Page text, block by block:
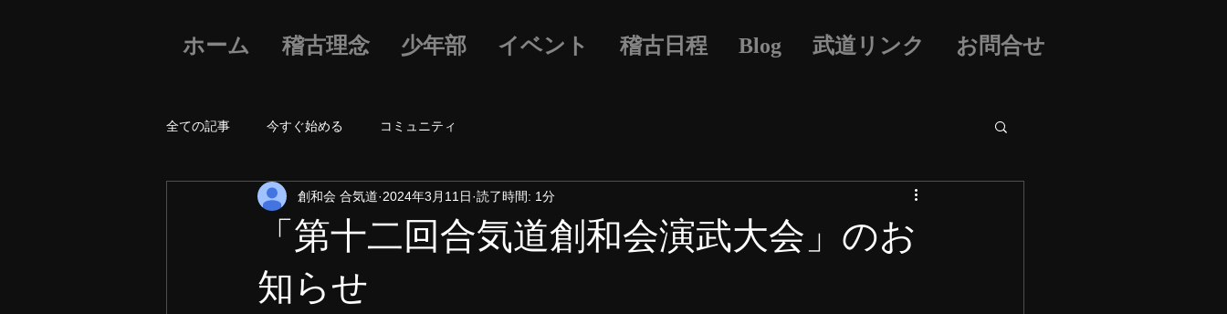
ホーム 稽古理念 少年部 イベント 稽古日程 Blog 武道リンク お問合せ
全ての記事 今すぐ始める コミュニティ
「第十二回合気道創和会演武大会」のお
知らせ
創和会 合気道 2024年3月11日 読了時間: 1分